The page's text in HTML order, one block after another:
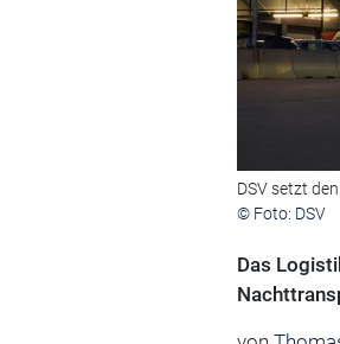
DSV setzt
© Foto: DSV
Das